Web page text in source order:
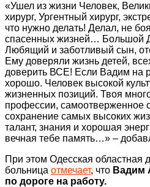
«Ушел из жизни Человек,
хирург, Ургентный хирург,
что нужно делать! Делал, не
спасенных жизней… Большой
Любящий и заботливый сын,
Ему доверяли жизнь детей,
доверить ВСЕ! Если Вадим на
хорошо. Человек высокой
жизненных позиций. Твоя
профессии, самоотверженное
сохранение самых высоких
талант, знания и хорошая
вечная тебе память…» –
При этом Одесская областная
больница отмечает, что Вадим
по дороге на работу.